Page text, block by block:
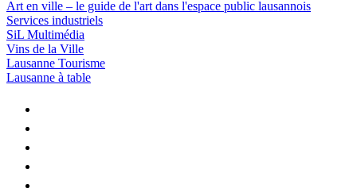
Art en ville – le guide de l'art dans l'espace public lausannois
Services industriels
SiL Multimédia
Vins de la Ville
Lausanne Tourisme
Lausanne à table